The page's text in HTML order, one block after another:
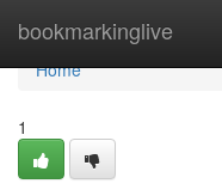
bookmarkinglive
Home
Home
1